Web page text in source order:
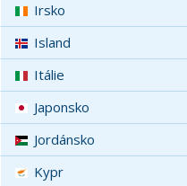
Irsko
Island
Itálie
Japonsko
Jordánsko
Kypr